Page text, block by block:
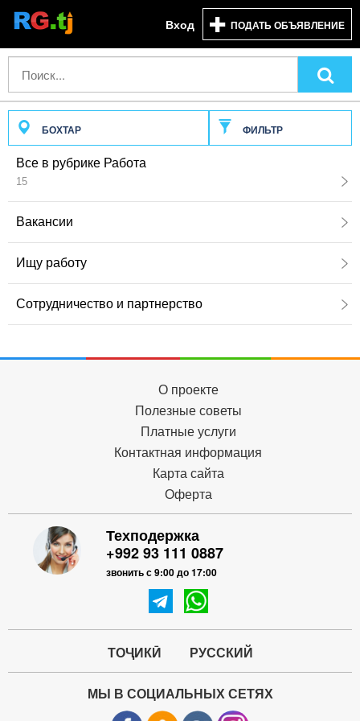
Вход ПОДАТЬ ОБЪЯВЛЕНИЕ
БОХТАР ФИЛЬТР
Все в рубрике Работа
15
Вакансии
Ищу работу
Сотрудничество и партнерство
О проекте
Полезные советы
Платные услуги
Контактная информация
Карта сайта
Оферта
Техподержка
+992 93 111 0887
звонить с 9:00 до 17:00
ТОҶИКӢ РУССКИЙ
МЫ В СОЦИАЛЬНЫХ СЕТЯХ